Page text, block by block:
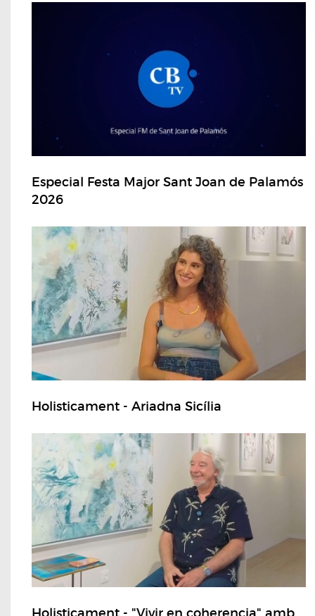
Especial Festa Major Sant Joan de Palamós
2026
Holisticament - Ariadna Sicília